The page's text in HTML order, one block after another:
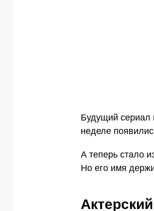
Будущий сериал
неделе
А теперь стало
Но его имя